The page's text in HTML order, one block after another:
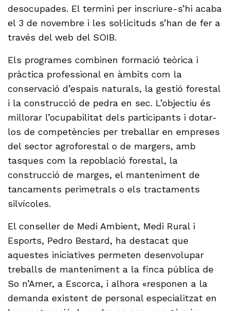
desocupades. El termini per inscriure-s’hi acaba
el 3 de novembre i les sol·licituds s’han de fer a
través del web del SOIB.
Els programes combinen formació teòrica i
pràctica professional en àmbits com la
conservació d’espais naturals, la gestió forestal
i la construcció de pedra en sec. L’objectiu és
millorar l’ocupabilitat dels participants i dotar-
los de competències per treballar en empreses
del sector agroforestal o de margers, amb
tasques com la repoblació forestal, la
construcció de marges, el manteniment de
tancaments perimetrals o els tractaments
silvícoles.
El conseller de Medi Ambient, Medi Rural i
Esports, Pedro Bestard, ha destacat que
aquestes iniciatives permeten desenvolupar
treballs de manteniment a la finca pública de
So n’Amer, a Escorca, i alhora «responen a la
demanda existent de personal especialitzat en